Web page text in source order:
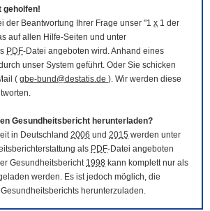
geholfen!
der Beantwortung Ihrer Frage unser "1 x 1 der
auf allen Hilfe-Seiten und unter
PDF-Datei angeboten wird. Anhand eines
unser System geführt. Oder Sie schicken
( gbe-bund@destatis.de ). Wir werden diese
Gesundheitsbericht herunterladen?
in Deutschland 2006 und 2015 werden unter
als PDF-Datei angeboten
Gesundheitsbericht 1998 kann komplett nur als
werden. Es ist jedoch möglich, die
herunterzuladen.